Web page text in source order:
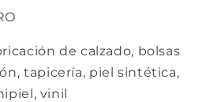
de calzado, bolsas
tapicería, piel sintética,
vinil